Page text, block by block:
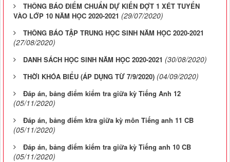
THÔNG BÁO ĐIỂM CHUẨN DỰ KIẾN ĐỢT 1 XÉT TUYỂN
VÀO LỚP 10 NĂM HỌC 2020-2021 (29/07/2020)
THÔNG BÁO TẬP TRUNG HỌC SINH NĂM HỌC 2020-2021
(27/08/2020)
DANH SÁCH HỌC SINH NĂM HỌC 2020-2021 (30/08/2020)
THỜI KHÓA BIỂU (ÁP DỤNG TỪ 7/9/2020) (04/09/2020)
Đáp án, bảng điểm kiểm tra giữa kỳ Tiếng Anh 12
(05/11/2020)
Đáp án, bảng điểm ktra giữa kỳ môn Tiếng anh 11 CB
(05/11/2020)
Đáp án, bảng điểm kiểm tra giữa kỳ Tiếng anh 10 CB
(05/11/2020)